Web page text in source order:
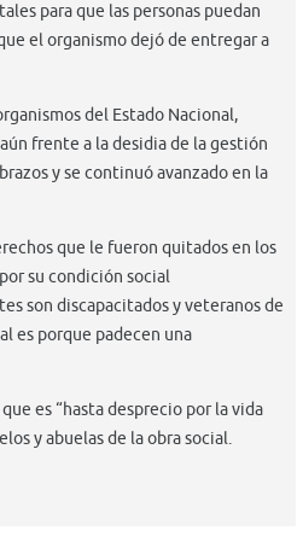
para que las personas puedan
el organismo dejó de entregar a
del Estado Nacional,
frente a la desidia de la gestión
y se continuó avanzado en la
que le fueron quitados en los
su condición social
son discapacitados y veteranos de
es porque padecen una
es “hasta desprecio por la vida
y abuelas de la obra social.